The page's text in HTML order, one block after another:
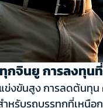
ทุกจินยู การลง
งขันสูง การลดต้นทุน
หรับรถบรรทุกที่เหนือ